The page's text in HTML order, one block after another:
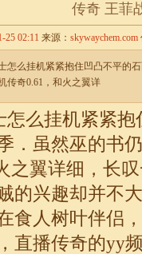
传奇 王菲
25 02:11 来源： skywaychem.com
怎么挂机紧紧抱住凹凸不平的
传奇0.61，和火之翼详
怎么挂机紧紧
．虽然巫的书
之翼详细，长
的兴趣却并不
食人树叶伴侣
直播传奇的yy